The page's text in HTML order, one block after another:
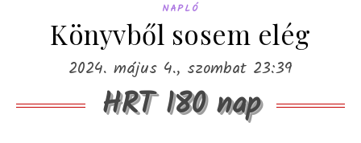
NAPLÓ
Könyvből sosem elég
2024. május 4., szombat 23:39
HRT 180 nap